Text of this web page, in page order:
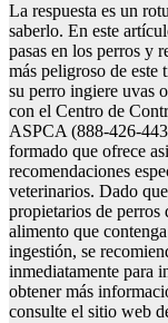
La respuesta es un
saberlo. En este
pasas en los perros y
más peligroso de
su perro ingiere uvas
con el Centro de
ASPCA (888-426-
formado que ofrece
recomendaciones
veterinarios. Dado
propietarios de perros
alimento que
ingestión, se
inmediatamente para
obtener más
consulte el sitio web